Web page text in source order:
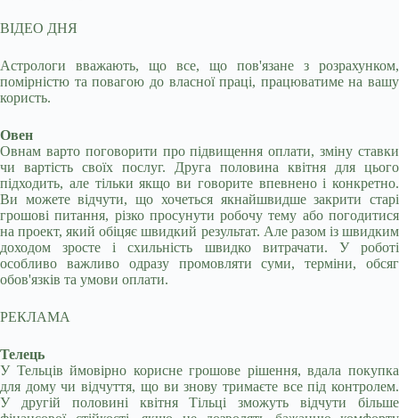
ВІДЕО ДНЯ
Астрологи вважають, що все, що пов'язане з розрахунком,
помірністю та повагою до власної праці, працюватиме на вашу
користь.
Овен
Овнам варто поговорити про підвищення оплати, зміну ставки
чи вартість своїх послуг. Друга половина квітня для цього
підходить, але тільки якщо ви говорите впевнено і конкретно.
Ви можете відчути, що хочеться якнайшвидше закрити старі
грошові питання, різко просунути робочу тему або погодитися
на проект, який обіцяє швидкий результат. Але разом із швидким
доходом зросте і схильність швидко витрачати. У роботі
особливо важливо одразу промовляти суми, терміни, обсяг
обов'язків та умови оплати.
РЕКЛАМА
Телець
У Тельців ймовірно корисне грошове рішення, вдала покупка
для дому чи відчуття, що ви знову тримаєте все під контролем.
У другій половині квітня Тільці зможуть відчути більше